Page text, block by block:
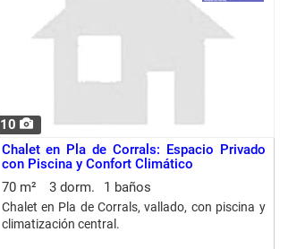
10
Chalet en Pla de Corrals: Espacio Privado
con Piscina y Confort Climático
70 m²
3 dorm. 1 baños
Chalet en Pla de Corrals, vallado, con piscina y
climatización central.